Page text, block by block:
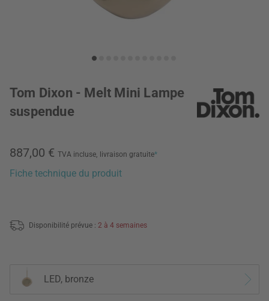
Tom Dixon - Melt Mini Lampe
suspendue
887,00 € TVA incluse, livraison gratuite*
Fiche technique du produit
Disponibilité prévue : 2 à 4 semaines
LED, bronze